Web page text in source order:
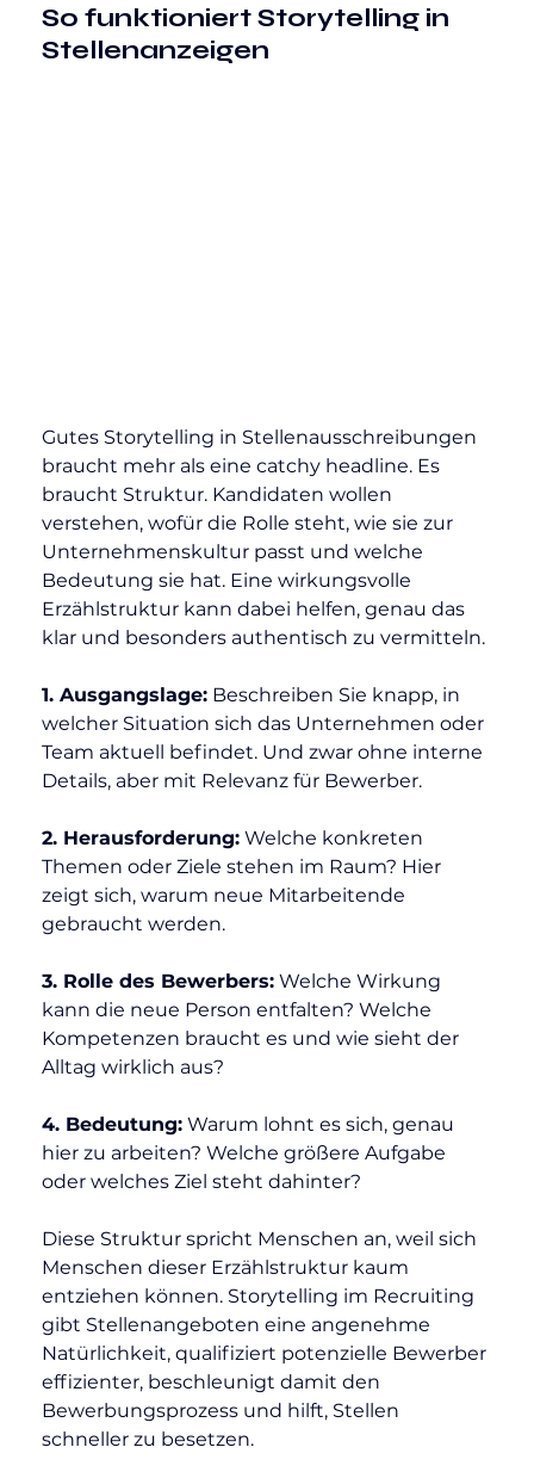
So funktioniert Storytelling in
Stellenanzeigen
Gutes Storytelling in Stellenausschreibungen
braucht mehr als eine catchy headline. Es
braucht Struktur. Kandidaten wollen
verstehen, wofür die Rolle steht, wie sie zur
Unternehmenskultur passt und welche
Bedeutung sie hat. Eine wirkungsvolle
Erzählstruktur kann dabei helfen, genau das
klar und besonders authentisch zu vermitteln.
1. Ausgangslage: Beschreiben Sie knapp, in
welcher Situation sich das Unternehmen oder
Team aktuell befindet. Und zwar ohne interne
Details, aber mit Relevanz für Bewerber.
2. Herausforderung: Welche konkreten
Themen oder Ziele stehen im Raum? Hier
zeigt sich, warum neue Mitarbeitende
gebraucht werden.
3. Rolle des Bewerbers: Welche Wirkung
kann die neue Person entfalten? Welche
Kompetenzen braucht es und wie sieht der
Alltag wirklich aus?
4. Bedeutung: Warum lohnt es sich, genau
hier zu arbeiten? Welche größere Aufgabe
oder welches Ziel steht dahinter?
Diese Struktur spricht Menschen an, weil sich
Menschen dieser Erzählstruktur kaum
entziehen können. Storytelling im Recruiting
gibt Stellenangeboten eine angenehme
Natürlichkeit, qualifiziert potenzielle Bewerber
effizienter, beschleunigt damit den
Bewerbungsprozess und hilft, Stellen
schneller zu besetzen.